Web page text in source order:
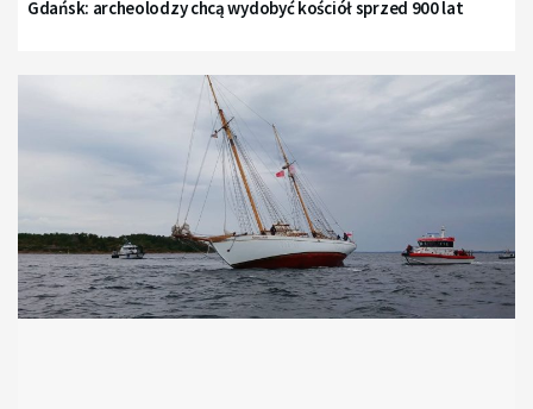
Gdańsk: archeolodzy chcą wydobyć kościół sprzed 900 lat